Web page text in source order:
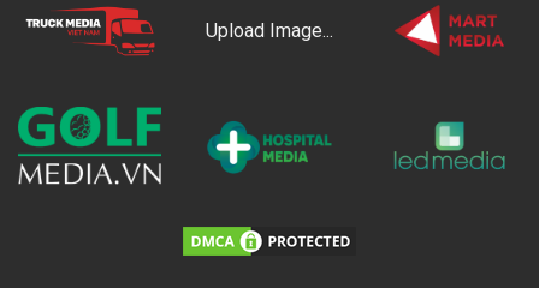
Upload Image...